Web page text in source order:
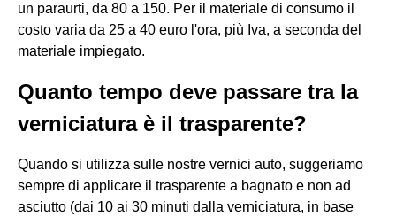
un paraurti, da 80 a 150. Per il materiale di consumo il
costo varia da 25 a 40 euro l'ora, più Iva, a seconda del
materiale impiegato.
Quanto tempo deve passare tra la
verniciatura è il trasparente?
Quando si utilizza sulle nostre vernici auto, suggeriamo
sempre di applicare il trasparente a bagnato e non ad
asciutto (dai 10 ai 30 minuti dalla verniciatura, in base